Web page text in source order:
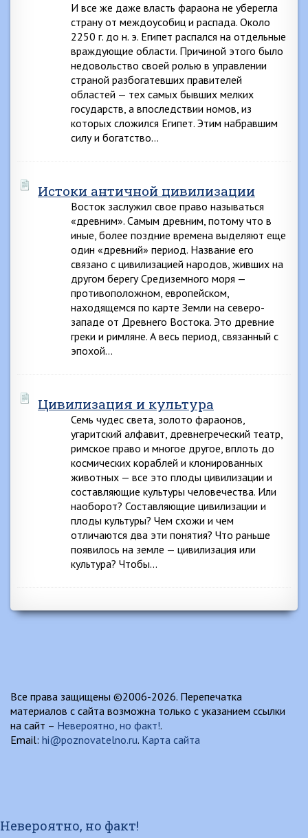
И все же даже власть фараона не уберегла
страну от междоусобиц и распада. Около
2250 г. до н. э. Египет распался на отдельные
враждующие области. Причиной этого было
недовольство своей ролью в управлении
страной разбогатевших правителей
областей — тех самых бывших мелких
государств, а впоследствии номов, из
которых сложился Египет. Этим набравшим
силу и богатство…
Истоки античной цивилизации
Восток заслужил свое право называться
«древним». Самым древним, потому что в
иные, более поздние времена выделяют еще
один «древний» период. Название его
связано с цивилизацией народов, живших на
другом берегу Средиземного моря —
противоположном, европейском,
находящемся по карте Земли на северо-
западе от Древнего Востока. Это древние
греки и римляне. А весь период, связанный с
эпохой…
Цивилизация и культура
Семь чудес света, золото фараонов,
угаритский алфавит, древнегреческий театр,
римское право и многое другое, вплоть до
космических кораблей и клонированных
животных — все это плоды цивилизации и
составляющие культуры человечества. Или
наоборот? Составляющие цивилизации и
плоды культуры? Чем схожи и чем
отличаются два эти понятия? Что раньше
появилось на земле — цивилизация или
культура? Чтобы…
Все права защищены ©2006-2026. Перепечатка
материалов с сайта возможна только с указанием ссылки
на сайт – Невероятно, но факт!.
Email: hi@poznovatelno.ru. Карта сайта
Невероятно, но факт!